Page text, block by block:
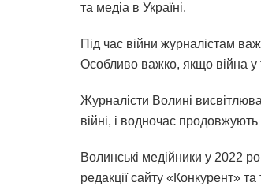
та медіа в Україні.
Під час війни журналістам
Особливо важко, якщо війна у
Журналісти Волині
війні, і водночас
Волинські медійники у 2022
редакції сайту «Конкурент»